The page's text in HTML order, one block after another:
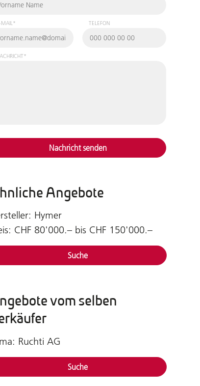
MAIL* TELEFON
Nachricht senden
Angebote
Hymer
CHF 80'000.– bis CHF 150'000.–
Suche
vom selben
Ruchti AG
Suche